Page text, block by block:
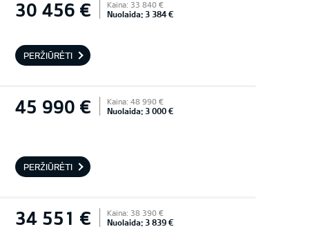
30 456 € Kaina: 33 840 €
Nuolaida: 3 384 €
PERŽIŪRĖTI
45 990 € Kaina: 48 990 €
Nuolaida: 3 000 €
PERŽIŪRĖTI
34 551 € Kaina: 38 390 €
Nuolaida: 3 839 €